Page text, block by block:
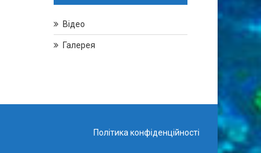
Відео
Галерея
Політика конфіденційності